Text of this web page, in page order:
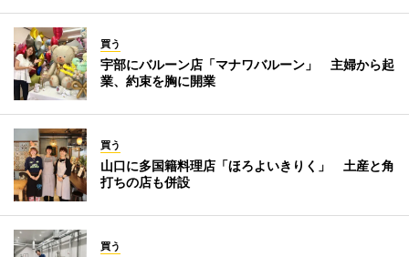
買う
宇部にバルーン店「マナワバルーン」 主婦から起
業、約束を胸に開業
買う
山口に多国籍料理店「ほろよいきりく」 土産と角
打ちの店も併設
買う